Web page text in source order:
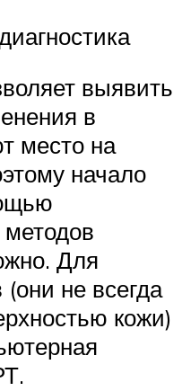
выявить
в
место на
начало
методов
Для
не всегда
кожи)